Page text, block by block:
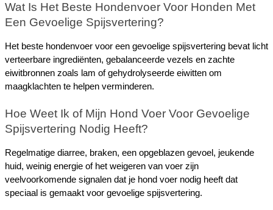
Wat Is Het Beste Hondenvoer Voor Honden Met
Een Gevoelige Spijsvertering?
Het beste hondenvoer voor een gevoelige spijsvertering bevat licht
verteerbare ingrediënten, gebalanceerde vezels en zachte
eiwitbronnen zoals lam of gehydrolyseerde eiwitten om
maagklachten te helpen verminderen.
Hoe Weet Ik of Mijn Hond Voer Voor Gevoelige
Spijsvertering Nodig Heeft?
Regelmatige diarree, braken, een opgeblazen gevoel, jeukende
huid, weinig energie of het weigeren van voer zijn
veelvoorkomende signalen dat je hond voer nodig heeft dat
speciaal is gemaakt voor gevoelige spijsvertering.